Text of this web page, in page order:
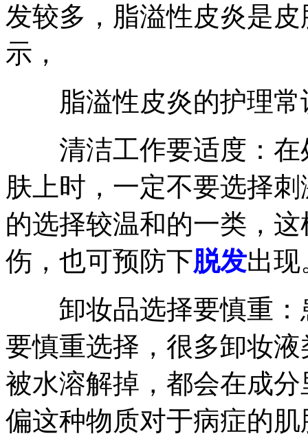
发较多，脂溢性皮炎是
示，
脂溢性皮炎的护理常
清洁工作要适度：在
肤上时，一定不要选择
的选择较温和的一类，
伤，也可预防下脱发出现
卸妆品选择要慎重：
要慎重选择，很多卸妆
被水溶解掉，都会在成
偏这种物质对于病症的